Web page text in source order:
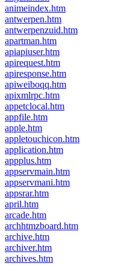
animeindex.htm
antwerpen.htm
antwerpenzuid.htm
apartman.htm
apiapiuser.htm
apirequest.htm
apiresponse.htm
apiweiboqq.htm
apixmlrpc.htm
appetclocal.htm
appfile.htm
apple.htm
appletouchicon.htm
application.htm
appplus.htm
appservmain.htm
appservmani.htm
appsrar.htm
april.htm
arcade.htm
archhtmzboard.htm
archive.htm
archiver.htm
archives.htm